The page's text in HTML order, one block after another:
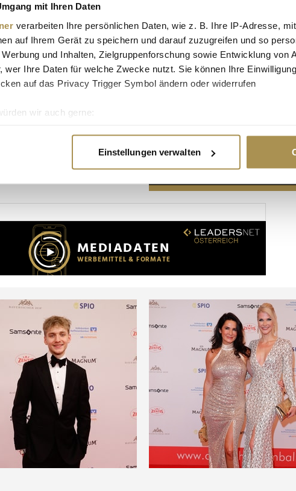
mit Ihren Daten
verarbeiten Ihre persönlichen Daten, wie z. B. Ihre IP-Adresse,
auf Ihrem Gerät zu speichern und darauf zuzugreifen und so
und Inhalten, Zielgruppenforschung sowie Entwicklung von
wer Ihre Daten für welche Zwecke nutzt. Sie können Ihre
auf das Privacy Trigger Symbol ändern oder widerrufen
wir auch gerne:
wie Ihre persönlichen Daten verarbeitet werden, und legen Sie
Inhalte und Anzeigen zu personalisieren, Funktionen für soziale
für soziale Medien, Werbung und Analysen weiter. Unsere Partner
Daten zusammen, die Sie ihnen bereitgestellt haben oder die sie
Einstellungen verwalten
Advertisement